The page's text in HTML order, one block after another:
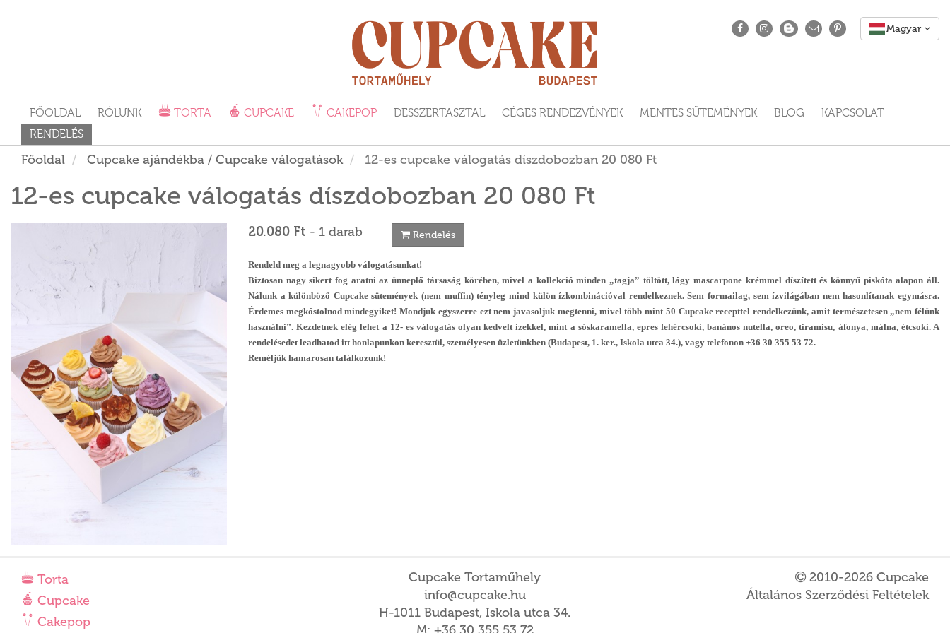
FŐOLDAL RÓLUNK TORTA CUPCAKE CAKEPOP DESSZERTASZTAL CÉGES RENDEZVÉNYEK MENTES SÜTEMÉNYEK BLOG
KAPCSOLAT
RENDELÉS
Főoldal Cupcake ajándékba / Cupcake válogatások 12-es cupcake válogatás díszdobozban 20 080 Ft
12-es cupcake válogatás díszdobozban 20 080 Ft
20.080 Ft - 1 darab Rendelés
Rendeld meg a legnagyobb válogatásunkat!
Biztosan nagy sikert fog aratni az ünneplő társaság körében, mivel a kollekció minden „tagja” töltött, lágy mascarpone krémmel díszített és könnyű piskóta alapon áll.
Nálunk a különböző Cupcake sütemények (nem muffin) tényleg mind külön ízkombinációval rendelkeznek. Sem formailag, sem ízvilágában nem hasonlítanak egymásra.
Érdemes megkóstolnod mindegyiket! Mondjuk egyszerre ezt nem javasoljuk megtenni, mivel több mint 50 Cupcake recepttel rendelkezünk, amit természetesen „nem félünk
használni”. Kezdetnek elég lehet a 12- es válogatás olyan kedvelt ízekkel, mint a sóskaramella, epres fehércsoki, banános nutella, oreo, tiramisu, áfonya, málna, étcsoki. A
rendelésedet leadhatod itt honlapunkon keresztül, személyesen üzletünkben (Budapest, 1. ker., Iskola utca 34.), vagy telefonon +36 30 355 53 72.
Reméljük hamarosan találkozunk!
Torta
Cupcake
Cakepop
Cupcake Tortaműhely
info@cupcake.hu
H-1011 Budapest, Iskola utca 34.
M: +36 30 355 53 72
2010-2026 Cupcake
Általános Szerződési Feltételek